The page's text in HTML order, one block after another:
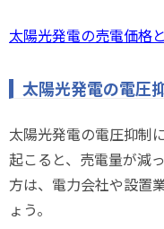
太陽光発電の売電価格
太陽光発電の電圧
太陽光発電の電圧抑制
起こると、売電量が減
方は、電力会社や設置
ょう。